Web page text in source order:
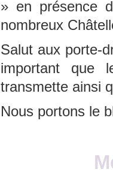
» en présence
nombreux
Salut aux porte-
important que
transmette ainsi
Nous portons le